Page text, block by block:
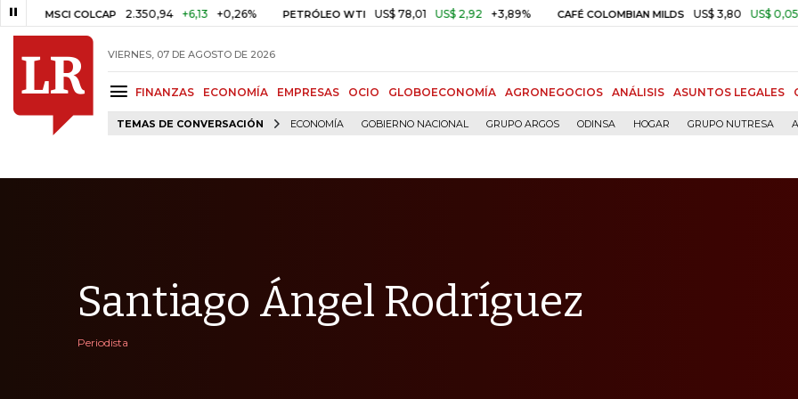
COLCAP 2.350,94 +6,13 +0,26% PETRÓLEO WTI US$ 78,01 US$ 2,92 +3,89% CAFÉ COLOMBIAN MILDS US$ 3,80 US$ 0,05 +1,40%
VIERNES, 07 DE AGOSTO DE 2026
FINANZAS ECONOMÍA EMPRESAS OCIO GLOBOECONOMÍA AGRONEGOCIOS ANÁLISIS ASUNTOS LEGALES
TEMAS DE CONVERSACIÓN ECONOMÍA GOBIERNO NACIONAL GRUPO ARGOS ODINSA HOGAR GRUPO NUTRESA
Santiago Ángel Rodríguez
Periodista